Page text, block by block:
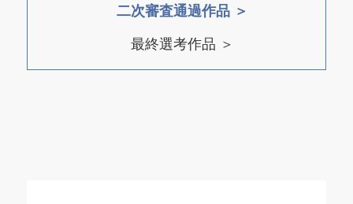
二次審査通過作品 ＞
最終選考作品 ＞